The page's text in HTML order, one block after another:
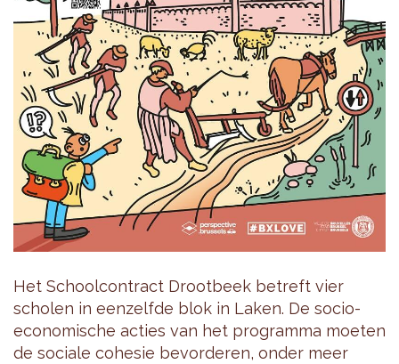
Het Schoolcontract Drootbeek betreft vier
scholen in eenzelfde blok in Laken. De socio-
economische acties van het programma moeten
de sociale cohesie bevorderen, onder meer